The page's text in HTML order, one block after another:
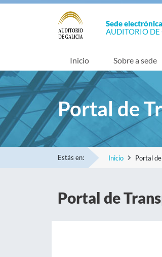
Sede electrónica
AUDITORIO DE
Inicio Sobre a sede
Portal de
Estás en: Inicio Portal
Portal de